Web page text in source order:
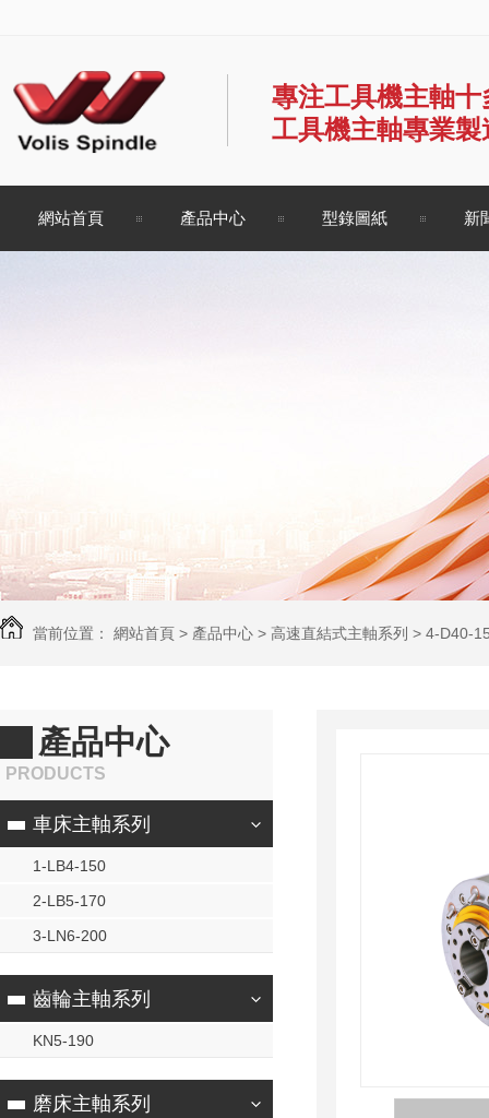
專注工具機主軸十
工具機主軸專業製
網站首頁 產品中心 型錄圖紙 新
當前位置： 網站首頁 > 產品中心 > 高速直結式主軸系列 > 4-D40-
產品中心
PRODUCTS
車床主軸系列
1-LB4-150
2-LB5-170
3-LN6-200
齒輪主軸系列
KN5-190
磨床主軸系列